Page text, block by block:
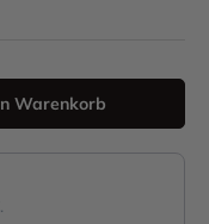
Warenkorb